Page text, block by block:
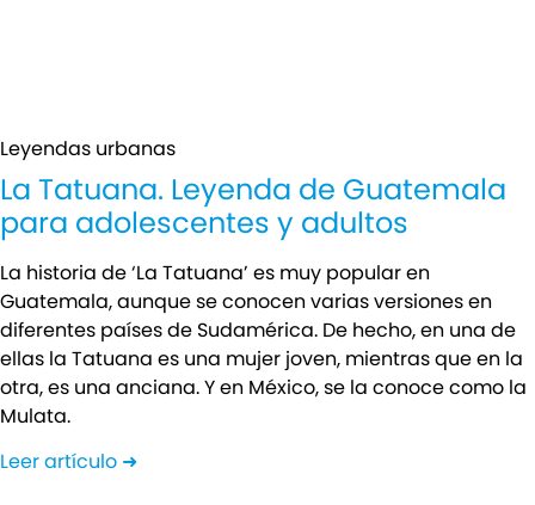
Leyendas urbanas
La Tatuana. Leyenda de Guatemala
para adolescentes y adultos
La historia de ‘La Tatuana’ es muy popular en
Guatemala, aunque se conocen varias versiones en
diferentes países de Sudamérica. De hecho, en una de
ellas la Tatuana es una mujer joven, mientras que en la
otra, es una anciana. Y en México, se la conoce como la
Mulata.
Leer artículo ➜